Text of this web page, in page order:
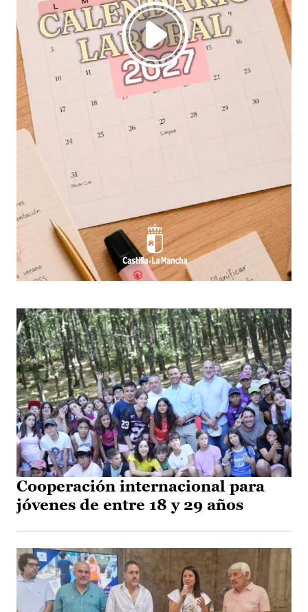
Cooperación internacional para
jóvenes de entre 18 y 29 años